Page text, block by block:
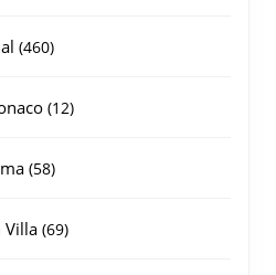
460460
1212
5858
Villa 6969